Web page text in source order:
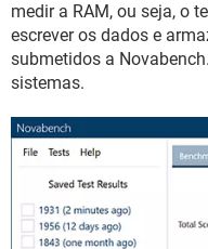
medir a RAM, ou seja, o
escrever os dados e
submetidos a
sistemas.